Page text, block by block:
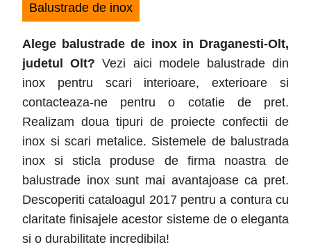
Balustrade de inox
Alege balustrade de inox in Draganesti-Olt,
judetulOlt? Vezi aici modele balustrade din
inox pentru scari interioare, exterioare si
contacteaza-ne pentru o cotatie de pret.
Realizam doua tipuri de proiecte confectii de
inox si scari metalice. Sistemele de balustrada
inox si sticla produse de firma noastra de
balustrade inox sunt mai avantajoase ca pret.
Descoperiti cataloagul 2017 pentru a contura cu
claritate finisajele acestor sisteme de o eleganta
si o durabilitate incredibila!